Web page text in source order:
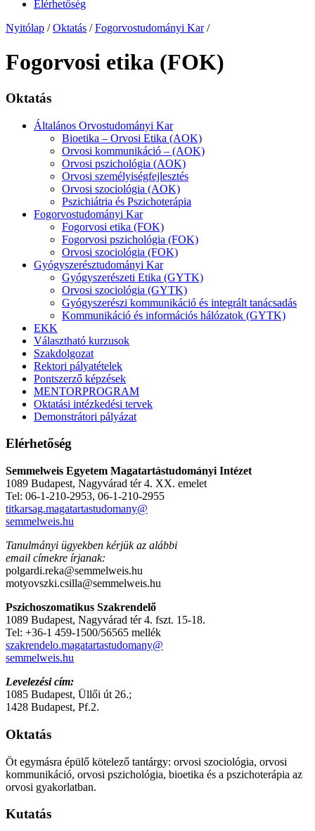
Elérhetőség
Nyitólap / Oktatás / Fogorvostudományi Kar /
Fogorvosi etika (FOK)
Oktatás
Általános Orvostudományi Kar
Bioetika – Orvosi Etika (AOK)
Orvosi kommunikáció – (AOK)
Orvosi pszichológia (AOK)
Orvosi személyiségfejlesztés
Orvosi szociológia (AOK)
Pszichiátria és Pszichoterápia
Fogorvostudományi Kar
Fogorvosi etika (FOK)
Fogorvosi pszichológia (FOK)
Orvosi szociológia (FOK)
Gyógyszerésztudományi Kar
Gyógyszerészeti Etika (GYTK)
Orvosi szociológia (GYTK)
Gyógyszerészi kommunikáció és integrált tanácsadás
Kommunikáció és információs hálózatok (GYTK)
EKK
Választható kurzusok
Szakdolgozat
Rektori pályatételek
Pontszerző képzések
MENTORPROGRAM
Oktatási intézkedési tervek
Demonstrátori pályázat
Elérhetőség
Semmelweis Egyetem Magatartástudományi Intézet
1089 Budapest, Nagyvárad tér 4. XX. emelet
Tel: 06-1-210-2953, 06-1-210-2955
titkarsag.magatartastudomany@
semmelweis.hu
Tanulmányi ügyekben kérjük az alábbi
email címekre írjanak:
polgardi.reka@semmelweis.hu
motyovszki.csilla@semmelweis.hu
Pszichoszomatikus Szakrendelő
1089 Budapest, Nagyvárad tér 4. fszt. 15-18.
Tel: +36-1 459-1500/56565 mellék
szakrendelo.magatartastudomany@
semmelweis.hu
Levelezési cím:
1085 Budapest, Üllői út 26.;
1428 Budapest, Pf.2.
Oktatás
Öt egymásra épülő kötelező tantárgy: orvosi szociológia, orvosi
kommunikáció, orvosi pszichológia, bioetika és a pszichoterápia az
orvosi gyakorlatban.
Kutatás